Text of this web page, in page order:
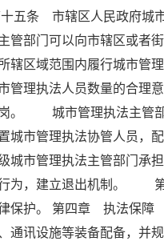
条 市辖区人民政府城市
管部门可以向市辖区或
辖区域范围内履行城市
管理执法人员数量的合
岗。 城市管理执法主管
城市管理执法协管人员
城市管理执法主管部门
行为，建立退出机制。
律保护。 第四章 执法
、通讯设施等装备配备